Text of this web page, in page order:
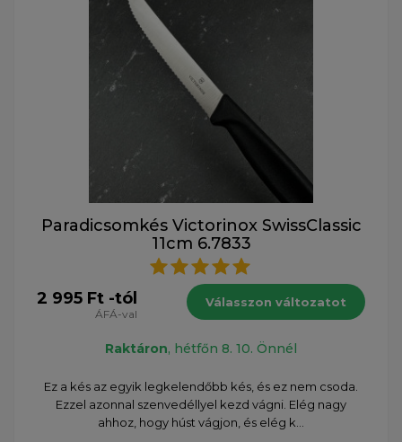
Paradicsomkés Victorinox SwissClassic
11cm 6.7833
2 995 Ft -tól
ÁFÁ-val
Válasszon változatot
Raktáron, hétfőn 8. 10. Önnél
Ez a kés az egyik legkelendőbb kés, és ez nem csoda.
Ezzel azonnal szenvedéllyel kezd vágni. Elég nagy
ahhoz, hogy húst vágjon, és elég k...